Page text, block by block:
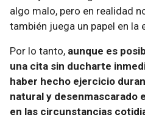
algo malo, pero en realidad
también juega un papel en la
Por lo tanto, aunque es
una cita sin ducharte
haber hecho ejercicio
natural y desenmascarado
en las circunstancias